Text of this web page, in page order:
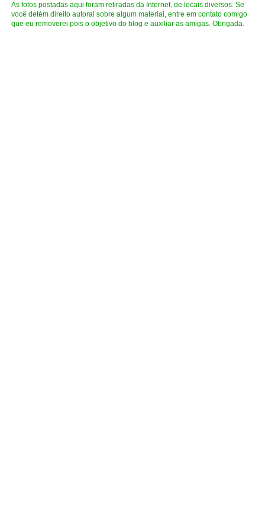
As fotos postadas aqui foram retiradas da Internet, de locais diversos. Se
você detém direito autoral sobre algum material, entre em contato comigo
que eu removerei pois o objetivo do blog e auxiliar as amigas. Obrigada.